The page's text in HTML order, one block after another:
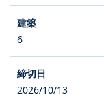
6
2026/10/13